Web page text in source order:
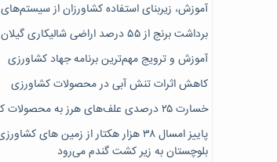
آموزش، زیربنای استفاده کشاورزان از
برداشت برنج از ۵۵ درصد اراضی شالیکاری گیلان
آموزش و ترویج مهم‌ترین برنامه جهاد کشاورزی
کاهش اثرات تنش آبی در محصولات کشاورزی
خسارت ۲۵ درصدی علف‌های هرز به محصولات کشاورزی
پاییز امسال ۳۸ هزار هکتار از زمین های
بلوچستان به زیر کشت گندم می‌رود